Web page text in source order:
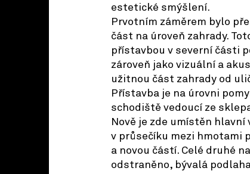
estetické smýšlení.
Prvotním záměrem bylo
část na úroveň zahrady.
přístavbou v severní části
zároveň jako vizuální a
užitnou část zahrady od
Přístavba je na úrovni
schodiště vedoucí ze
Nově je zde umístěn
v průsečíku mezi hmotami
a novou částí. Celé druhé
odstraněno, bývalá